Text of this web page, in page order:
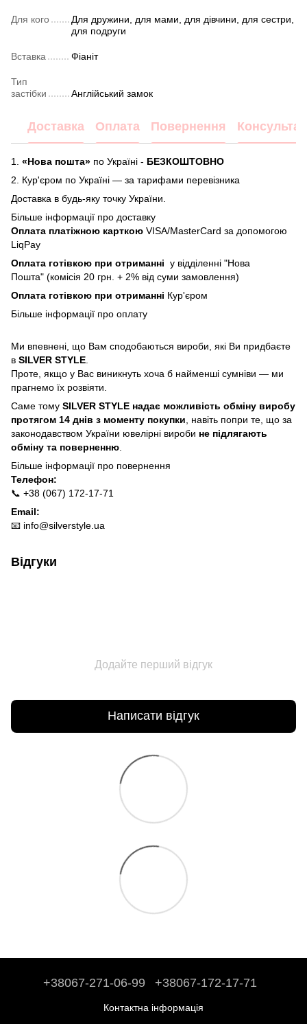
Для кого
Для дружини, для мами, для дівчини, для сестри,
для подруги
Вставка Фіаніт
Тип
застібки
Англійський замок
Доставка Оплата Повернення
1. «Нова пошта» по Україні - БЕЗКОШТОВНО
2.
Кур'єром по Україні — за тарифами перевізника
Доставка в будь-яку точку України.
Більше інформації про доставку
Оплата платіжною карткою VISA/MasterCard за допомогою
LiqPay
Оплата готівкою при отриманні у відділенні "Нова
Пошта" (комісія 20 грн. + 2% від суми замовлення)
Оплата готівкою при отриманні Кур'єром
Більше інформації про оплату
Ми впевнені, що Вам сподобаються вироби, які Ви придбаєте
в SILVER STYLE
Проте, якщо у Вас виникнуть хоча б найменші сумніви — ми
прагнемо їх розвіяти.
Саме тому SILVER STYLE надає можливість обміну виробу
протягом 14 днів з моменту покупки , навіть попри те, що за
законодавством України ювелірні вироби не підлягають
обміну та поверненню
Більше інформації про повернення
Телефон:
📞 +38 (067) 172-17-71
Email:
📧 info@silverstyle.ua
Відгуки
Додайте перший відгук
Написати відгук
+38067-271-06-99 +38067-172-17-71
Контактна інформація